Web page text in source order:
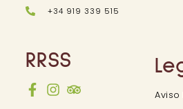
+34 919 339 515
RRSS